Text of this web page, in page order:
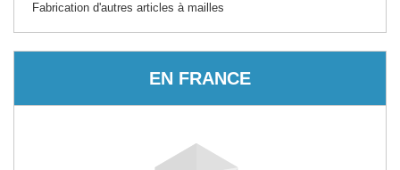
Fabrication d'autres articles à mailles
EN FRANCE